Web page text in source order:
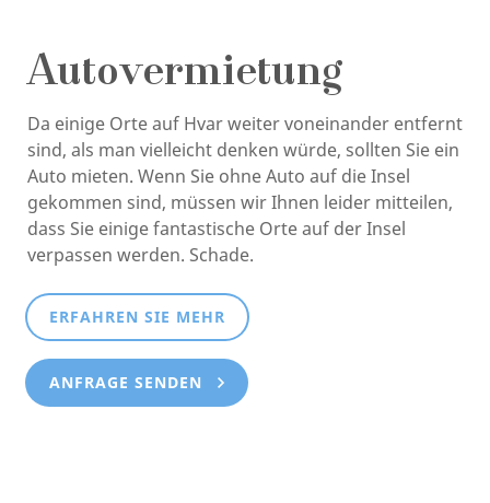
Autovermietung
Da einige Orte auf Hvar weiter voneinander entfernt
sind, als man vielleicht denken würde, sollten Sie ein
Auto mieten. Wenn Sie ohne Auto auf die Insel
gekommen sind, müssen wir Ihnen leider mitteilen,
dass Sie einige fantastische Orte auf der Insel
verpassen werden. Schade.
ERFAHREN SIE MEHR
ANFRAGE SENDEN